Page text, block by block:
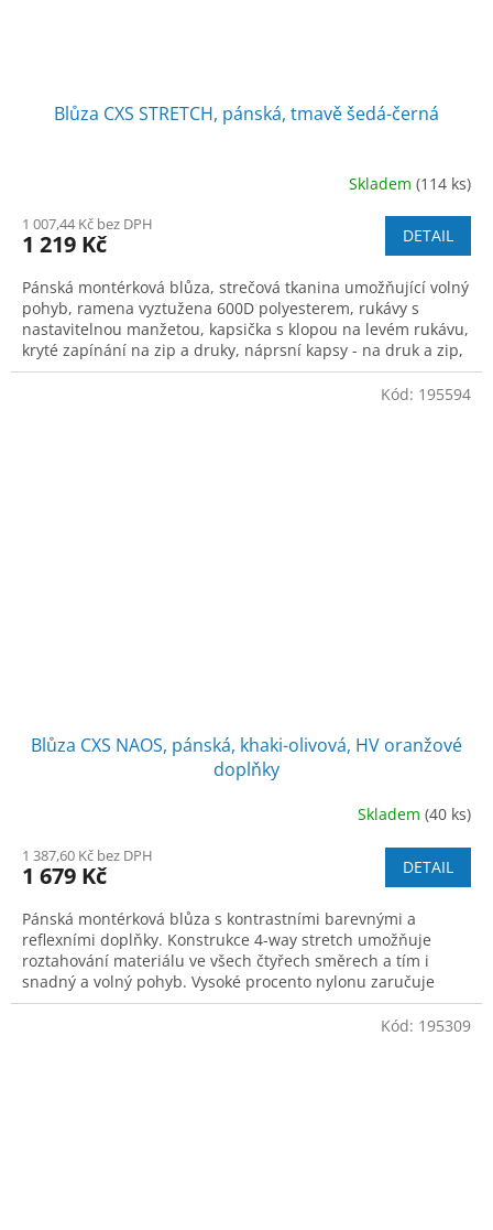
Blůza CXS STRETCH, pánská, tmavě šedá-černá
Skladem (114 ks)
1 007,44 Kč bez DPH
1 219 Kč DETAIL
Pánská montérková blůza, strečová tkanina umožňující volný
pohyb, ramena vyztužena 600D polyesterem, rukávy s
nastavitelnou manžetou, kapsička s klopou na levém rukávu,
kryté zapínání na zip a druky, náprsní kapsy - na druk a zip,
boční kapsy na zip,
Blůza CXS NAOS, pánská, khaki-olivová, HV oranžové
doplňky
Skladem (40 ks)
1 387,60 Kč bez DPH
1 679 Kč DETAIL
Pánská montérková blůza s kontrastními barevnými a
reflexními doplňky. Konstrukce 4-way stretch umožňuje
roztahování materiálu ve všech čtyřech směrech a tím i
snadný a volný pohyb. Vysoké procento nylonu zaručuje
schopnost rychlého schnutí. Blůza je
Kód: 195594
Kód: 195309